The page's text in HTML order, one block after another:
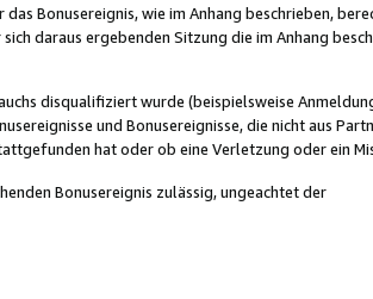
Bonusereignis, wie im Anhang beschrieben,
daraus ergebenden Sitzung die im Anhang
disqualifiziert wurde (beispielsweise
und Bonusereignisse, die nicht aus
hat oder ob eine Verletzung oder ein
Bonusereignis zulässig, ungeachtet der